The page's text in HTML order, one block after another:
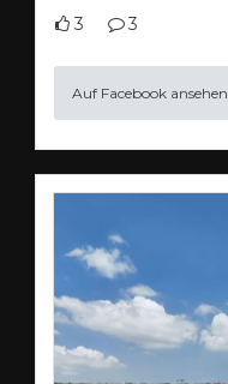
3 3
Auf Facebook ansehen